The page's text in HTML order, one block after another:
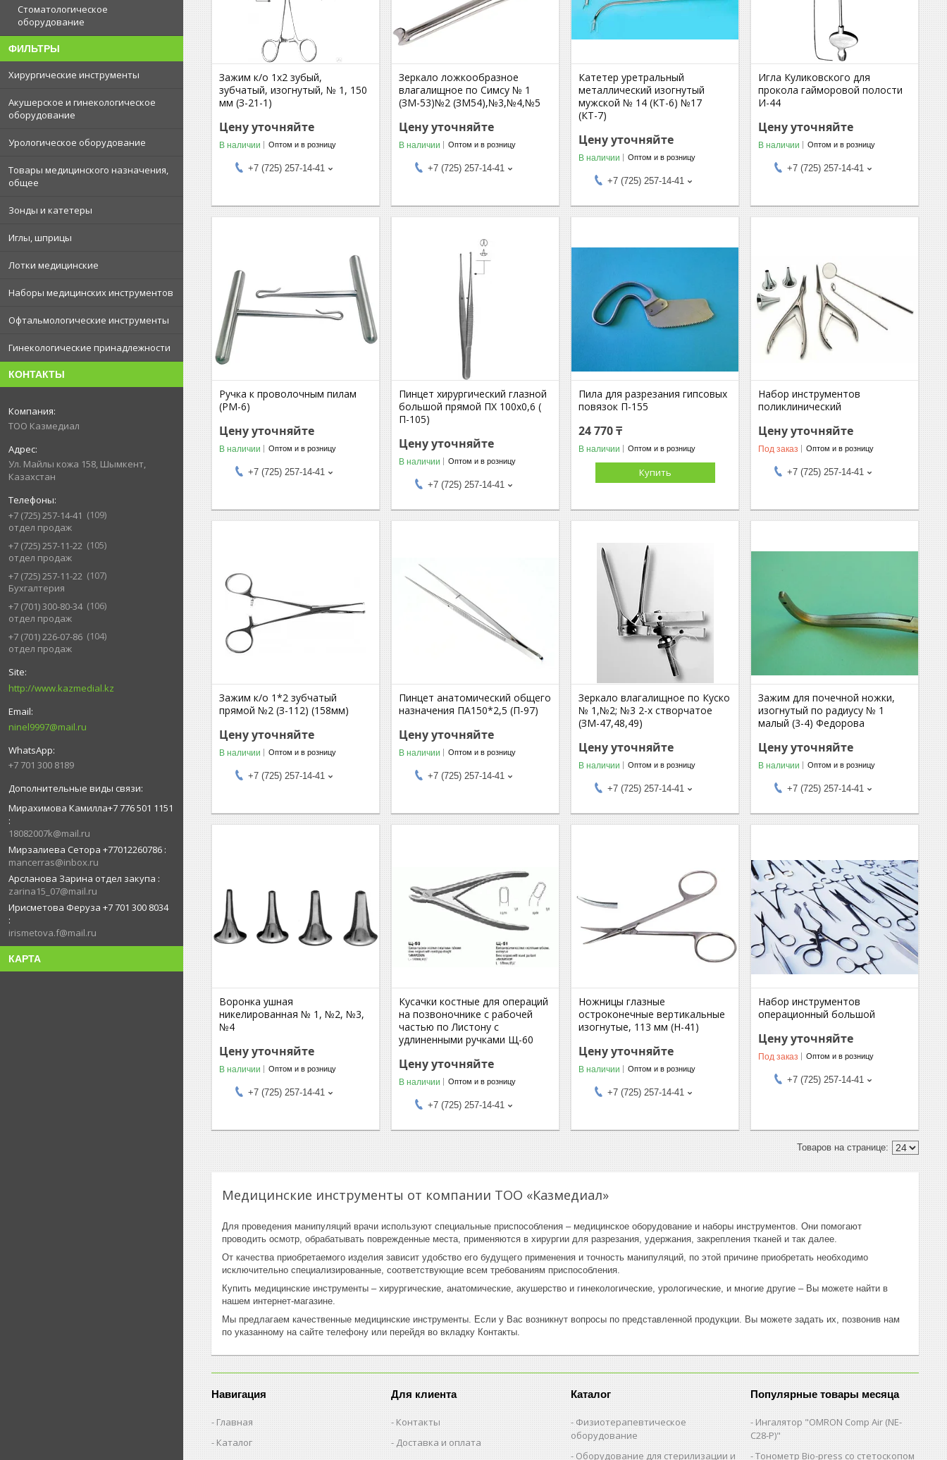
Стоматологическое
оборудование
ФИЛЬТРЫ
Хирургические инструменты
Акушерское и гинекологическое
оборудование
Урологическое оборудование
Товары медицинского назначения,
общее
Зонды и катетеры
Иглы, шприцы
Лотки медицинские
Наборы медицинских инструментов
Офтальмологические инструменты
Гинекологические принадлежности
КОНТАКТЫ
ТОО Казмедиал
Ул. Майлы кожа 158, Шымкент,
Казахстан
+7 (725) 257-14-41
109
отдел продаж
+7 (725) 257-11-22
105
отдел продаж
+7 (725) 257-11-22
107
Бухгалтерия
+7 (701) 300-80-34
106
отдел продаж
+7 (701) 226-07-86
104
отдел продаж
http://www.kazmedial.kz
ninel9997@mail.ru
+7 701 300 8189
Мирахимова Камилла+7 776 501 1151
18082007k@mail.ru
Мирзалиева Сетора +77012260786
mancerras@inbox.ru
Арсланова Зарина отдел закупа
zarina15_07@mail.ru
Ирисметова Феруза +7 701 300 8034
irismetova.f@mail.ru
КАРТА
Зажим к/о 1х2 зубый,
зубчатый, изогнутый, № 1, 150
мм (З-21-1)
Цену уточняйте
В наличии Оптом и в розницу
+7 (725) 257-14-41
Зеркало ложкообразное
влагалищное по Симсу № 1
(ЗМ-53)№2 (ЗМ54),№3,№4,№5
Цену уточняйте
В наличии Оптом и в розницу
+7 (725) 257-14-41
Катетер уретральный
металлический изогнутый
мужской № 14 (КТ-6) №17
(КТ-7)
Цену уточняйте
В наличии Оптом и в розницу
+7 (725) 257-14-41
Игла Куликовского для
прокола гайморовой полости
И-44
Цену уточняйте
В наличии Оптом и в розницу
+7 (725) 257-14-41
Ручка к проволочным пилам
(РМ-6)
Цену уточняйте
В наличии Оптом и в розницу
+7 (725) 257-14-41
Пинцет хирургический глазной
большой прямой ПХ 100х0,6 (
П-105)
Цену уточняйте
В наличии Оптом и в розницу
+7 (725) 257-14-41
Пила для разрезания гипсовых
повязок П-155
24 770 ₸
В наличии Оптом и в розницу
Купить
Набор инструментов
поликлинический
Цену уточняйте
Под заказ Оптом и в розницу
+7 (725) 257-14-41
Зажим к/о 1*2 зубчатый
прямой №2 (З-112) (158мм)
Цену уточняйте
В наличии Оптом и в розницу
+7 (725) 257-14-41
Пинцет анатомический общего
назначения ПА150*2,5 (П-97)
Цену уточняйте
В наличии Оптом и в розницу
+7 (725) 257-14-41
Зеркало влагалищное по Куско
№ 1,№2; №3 2-х створчатое
(ЗМ-47,48,49)
Цену уточняйте
В наличии Оптом и в розницу
+7 (725) 257-14-41
Зажим для почечной ножки,
изогнутый по радиусу № 1
малый (3-4) Федорова
Цену уточняйте
В наличии Оптом и в розницу
+7 (725) 257-14-41
Воронка ушная
никелированная № 1, №2, №3,
№4
Цену уточняйте
В наличии Оптом и в розницу
+7 (725) 257-14-41
Кусачки костные для операций
на позвоночнике с рабочей
частью по Листону с
удлиненными ручками Щ-60
Цену уточняйте
В наличии Оптом и в розницу
+7 (725) 257-14-41
Ножницы глазные
остроконечные вертикальные
изогнутые, 113 мм (Н-41)
Цену уточняйте
В наличии Оптом и в розницу
+7 (725) 257-14-41
Набор инструментов
операционный большой
Цену уточняйте
Под заказ Оптом и в розницу
+7 (725) 257-14-41
Медицинские инструменты от компании ТОО «Казмедиал»
Для проведения манипуляций врачи используют специальные приспособления – медицинское оборудование и наборы инструментов. Они помогают
проводить осмотр, обрабатывать поврежденные места, применяются в хирургии для разрезания, удержания, закрепления тканей и так далее.
От качества приобретаемого изделия зависит удобство его будущего применения и точность манипуляций, по этой причине приобретать необходимо
исключительно специализированные, соответствующие всем требованиям приспособления.
Купить медицинские инструменты – хирургические, анатомические, акушерство и гинекологические, урологические, и многие другие – Вы можете найти в
нашем интернет-магазине.
Мы предлагаем качественные медицинские инструменты. Если у Вас возникнут вопросы по представленной продукции. Вы можете задать их, позвонив нам
по указанному на сайте телефону или перейдя во вкладку Контакты.
Навигация
Главная
Каталог
Для клиента
Контакты
Доставка и оплата
Каталог
Физиотерапевтическое
оборудование
Оборудование для стерилизации и
Популярные товары месяца
Ингалятор "OMRON Comp Air (NE-
C28-Р)"
Тонометр Bio-press со стетоскопом